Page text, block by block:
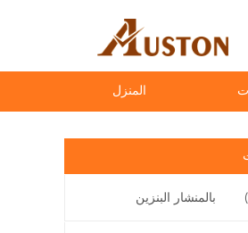
المنزل
بالمنشار البنزين